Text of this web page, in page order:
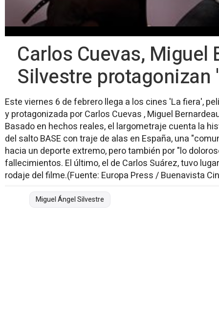
Carlos Cuevas,
Silvestre protagonizan
Este viernes 6 de febrero llega a los cines 'La fiera',
y protagonizada por Carlos Cuevas , Miguel
Basado en hechos reales, el largometraje cuenta la
del salto BASE con traje de alas en España, una
hacia un deporte extremo, pero también por "lo
fallecimientos. El último, el de Carlos Suárez, tuvo
rodaje del filme.(Fuente: Europa Press / Buenavista
Miguel Ángel Silvestre